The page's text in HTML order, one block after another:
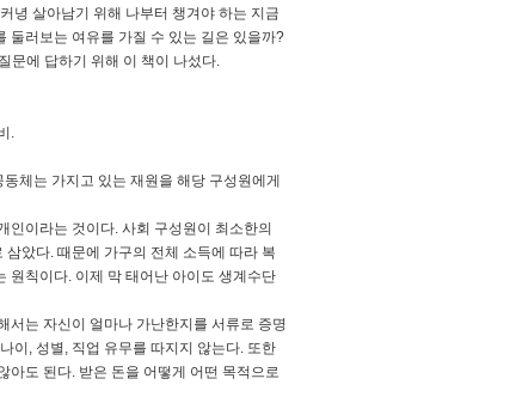
녕 살아남기 위해 나부터 챙겨야 하는 지금
둘러보는 여유를 가질 수 있는 길은 있을까?
문에 답하기 위해 이 책이 나섰다.
.
체는 가지고 있는 재원을 해당 구성원에게
이라는 것이다. 사회 구성원이 최소한의
았다. 때문에 가구의 전체 소득에 따라 복
원칙이다. 이제 막 태어난 아이도 생계수단
는 자신이 얼마나 가난한지를 서류로 증명
이, 성별, 직업 유무를 따지지 않는다. 또한
아도 된다. 받은 돈을 어떻게 어떤 목적으로